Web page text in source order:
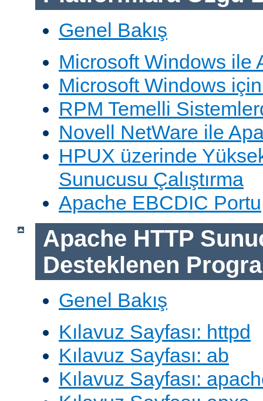
Genel Bakış
Microsoft Windows ile
Microsoft Windows
RPM Temelli
Novell NetWare ile
HPUX üzerinde
Sunucusu Çalıştırma
Apache EBCDIC Portu
Apache HTTP
Desteklenen
Genel Bakış
Kılavuz Sayfası: httpd
Kılavuz Sayfası: ab
Kılavuz Sayfası: